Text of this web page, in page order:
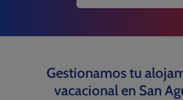
Gestionamos tu
vacacional en San